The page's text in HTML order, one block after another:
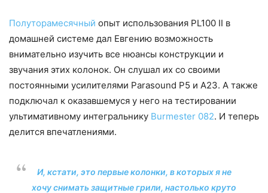
Полуторамесячный опыт использования PL100 II в
домашней системе дал Евгению возможность
внимательно изучить все нюансы конструкции и
звучания этих колонок. Он слушал их со своими
постоянными усилителями Parasound P5 и A23. А также
подключал к оказавшемуся у него на тестировании
ультимативному интегральнику Burmester 082. И теперь
делится впечатлениями.
И, кстати, это первые колонки, в которых я не
хочу снимать защитные грили, настолько круто